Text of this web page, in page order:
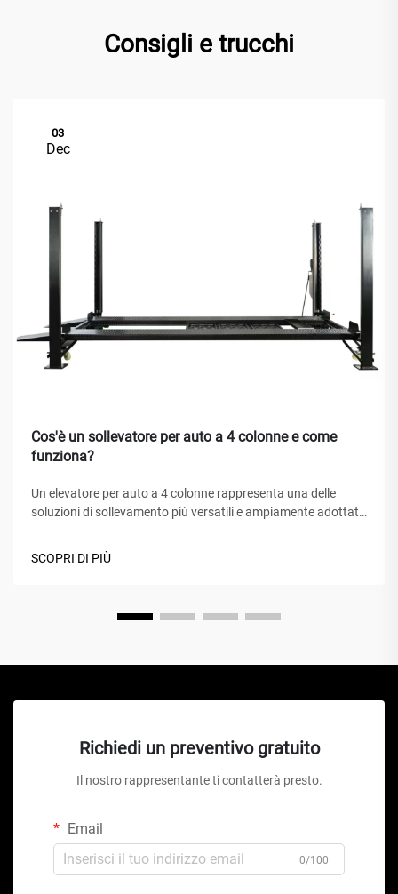
Consigli e trucchi
03
Dec
Cos'è un sollevatore per auto a 4 colonne e come
funziona?
Un elevatore per auto a 4 colonne rappresenta una delle
soluzioni di sollevamento più versatili e ampiamente adottate
e nelle officine commerciali in tutto il mondo. A differenza dei
SCOPRI DI PIÙ
Richiedi un preventivo gratuito
Il nostro rappresentante ti contatterà presto.
Email
0/100